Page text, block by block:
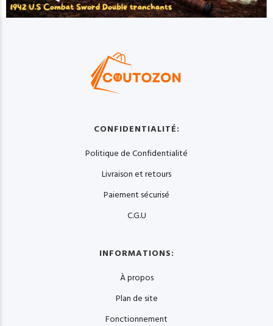
CONFIDENTIALITÉ:
Politique de Confidentialité
Livraison et retours
Paiement sécurisé
C.G.U
INFORMATIONS:
À propos
Plan de site
Fonctionnement